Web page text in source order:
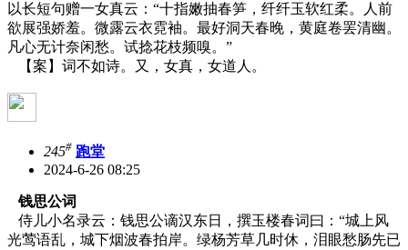
以长短句赠一女真云：“十指嫩抽春笋，纤纤玉软红柔。人前
欲展强娇羞。微露云衣霓袖。最好洞天春晚，黄庭卷罢清幽。
凡心无计奈闲愁。试捻花枝频嗅。”
【案】词不如诗。又，女真，女道人。
245# 跑堂
2024-6-26 08:25
钱思公词
侍儿小名录云：钱思公谪汉东日，撰玉楼春词曰：“城上风
光莺语乱，城下烟波春拍岸。绿杨芳草几时休，泪眼愁肠先已